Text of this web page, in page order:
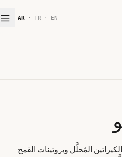
EN
TR
·
AR
المُحلَّل وبروتينات القمح